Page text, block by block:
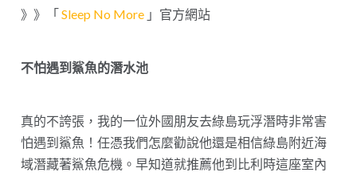
》》「Sleep No More 」官方網站
不怕遇到鯊魚的潛水池
真的不誇張，我的一位外國朋友去綠島玩浮潛時非常害
怕遇到鯊魚！任憑我們怎麼勸說他還是相信綠島附近海
域潛藏著鯊魚危機。早知道就推薦他到比利時這座室內